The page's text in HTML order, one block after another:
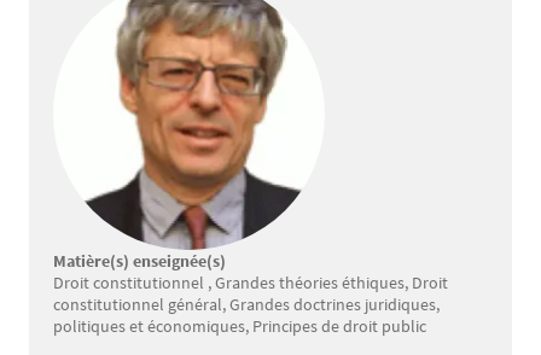
Matière(s) enseignée(s)
Droit constitutionnel , Grandes théories éthiques, Droit
constitutionnel général, Grandes doctrines juridiques,
politiques et économiques, Principes de droit public